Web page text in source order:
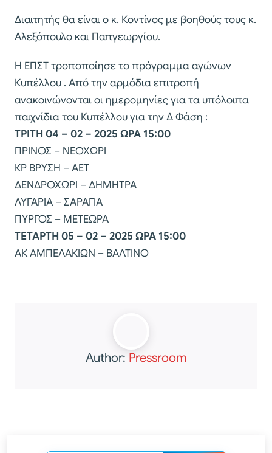
Διαιτητής θα είναι ο κ. Κοντίνος με βοηθούς τους κ.
Αλεξόπουλο και Παπγεωργίου.
Η ΕΠΣΤ τροποποίησε το πρόγραμμα αγώνων
Κυπέλλου . Από την αρμόδια επιτροπή
ανακοινώνονται οι ημερομηνίες για τα υπόλοιπα
παιχνίδια του Κυπέλλου για την Δ Φάση :
ΤΡΙΤΗ 04 – 02 – 2025 ΩΡΑ 15:00
ΠΡΙΝΟΣ – ΝΕΟΧΩΡΙ
ΚΡ ΒΡΥΣΗ – ΑΕΤ
ΔΕΝΔΡΟΧΩΡΙ – ΔΗΜΗΤΡΑ
ΛΥΓΑΡΙΑ – ΣΑΡΑΓΙΑ
ΠΥΡΓΟΣ – ΜΕΤΕΩΡΑ
ΤΕΤΑΡΤΗ 05 – 02 – 2025 ΩΡΑ 15:00
ΑΚ ΑΜΠΕΛΑΚΙΩΝ – ΒΑΛΤΙΝΟ
Author: Pressroom